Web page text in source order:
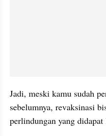
Jadi, meski kamu sudah
sebelumnya, revaksinasi
perlindungan yang